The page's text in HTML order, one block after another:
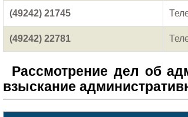
(49242) 21745
(49242) 22781
Рассмотрение дел об
взыскание